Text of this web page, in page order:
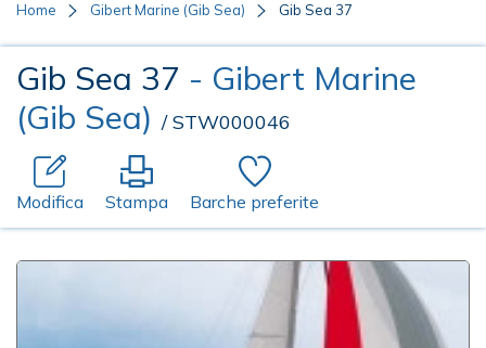
Home Gibert Marine (Gib Sea) Gib Sea 37
Gib Sea 37 - Gibert Marine
(Gib Sea) / STW000046
Modifica Stampa Barche preferite